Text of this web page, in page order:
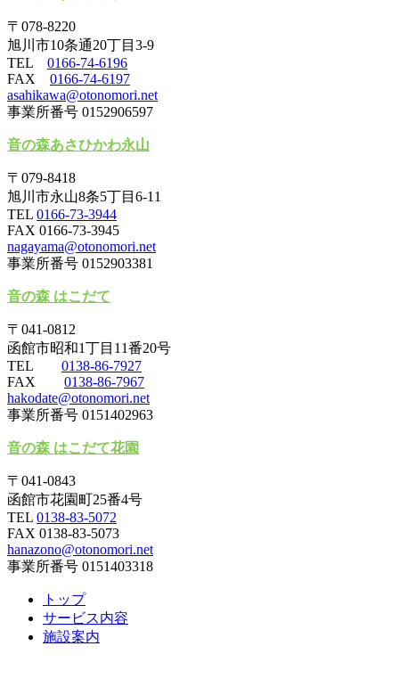
〒078-8220
旭川市10条通20丁目3-9
TEL 0166-74-6196
FAX 0166-74-6197
asahikawa@otonomori.net
事業所番号 0152906597
音の森あさひかわ永山
〒079-8418
旭川市永山8条5丁目6-11
TEL 0166-73-3944
FAX 0166-73-3945
nagayama@otonomori.net
事業所番号 0152903381
音の森 はこだて
〒041-0812
函館市昭和1丁目11番20号
TEL 0138-86-7927
FAX 0138-86-7967
hakodate@otonomori.net
事業所番号 0151402963
音の森 はこだて花園
〒041-0843
函館市花園町25番4号
TEL 0138-83-5072
FAX 0138-83-5073
hanazono@otonomori.net
事業所番号 0151403318
トップ
サービス内容
施設案内